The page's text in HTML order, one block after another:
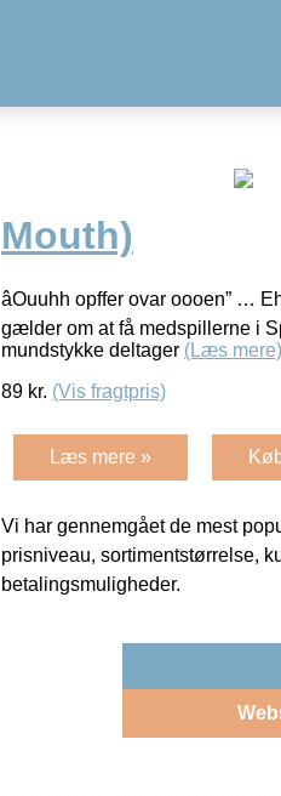
Mouth)
âOuuhh opffer ovar oooen”
gælder om at få medspillerne i
mundstykke deltager (Læs mere)
89 kr. (Vis fragtpris)
Læs mere »
Vi har gennemgået de mest
prisniveau, sortimentstørrelse,
betalingsmuligheder.